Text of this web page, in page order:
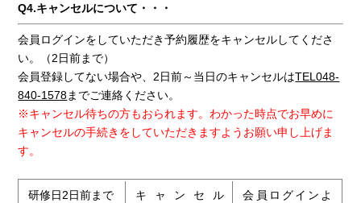
Q4.キャンセルについて・・・
会員ログインをしていただき予約履歴をキャンセルしてくださ
い。（2日前まで）
会員登録してない場合や、2日前～当日のキャンセルはTEL048-
840-1578までご連絡ください。
※キャンセル待ちの方もおられます。わかった時点でお早めに
キャンセルの手続きをしていただきますようお願い申し上げま
す。
研修日2日前まで
キャンセル
会員ログインよ